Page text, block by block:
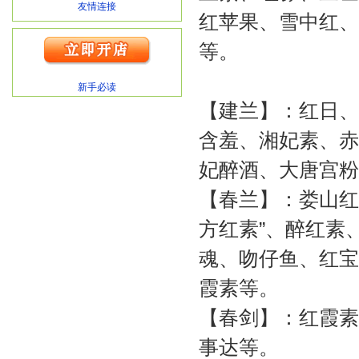
友情连接
新手必读
红苹果、雪中红
等。
【建兰】：红日
含羞、湘妃素、
妃醉酒、大唐宫
【春兰】：娄山
方红素”、醉红素
魂、吻仔鱼、红
霞素等。
【春剑】：红霞
事达等。